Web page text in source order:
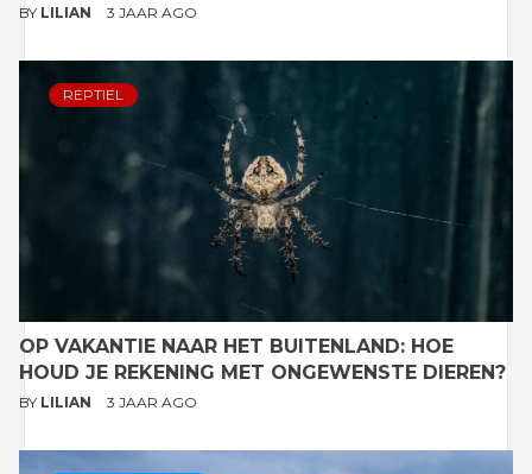
BY LILIAN 3 JAAR AGO
REPTIEL
OP VAKANTIE NAAR HET BUITENLAND: HOE
HOUD JE REKENING MET ONGEWENSTE DIEREN?
BY LILIAN 3 JAAR AGO